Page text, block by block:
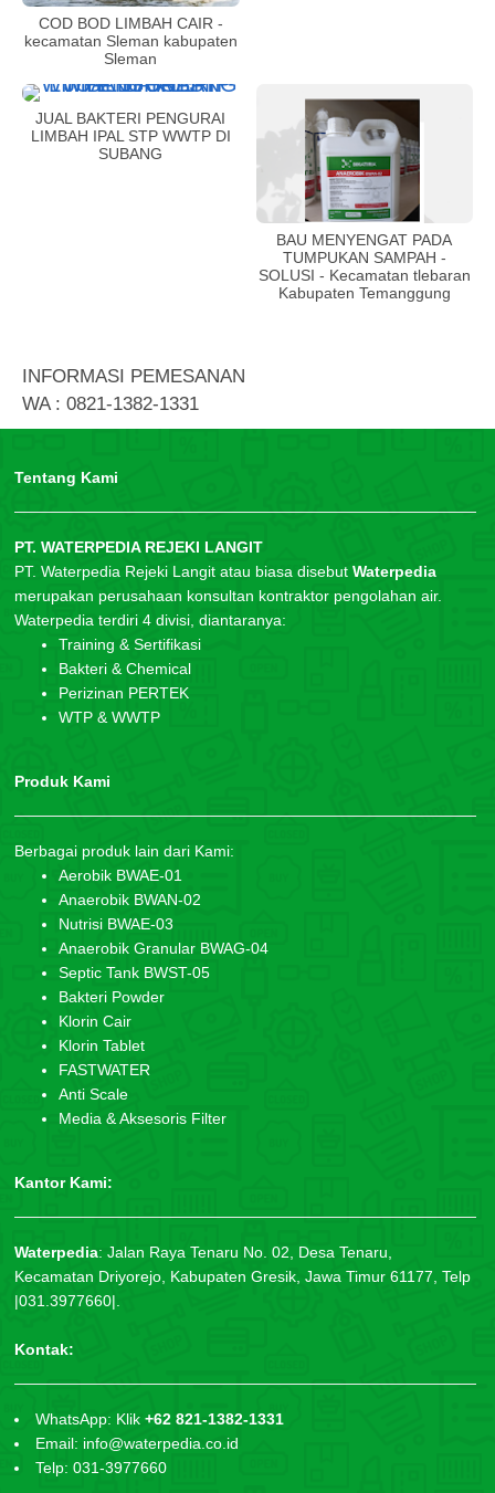
COD BOD LIMBAH CAIR -
kecamatan Sleman kabupaten
Sleman
JUAL BAKTERI PENGURAI
LIMBAH IPAL STP WWTP DI
SUBANG
BAU MENYENGAT PADA
TUMPUKAN SAMPAH -
SOLUSI - Kecamatan tlebaran
Kabupaten Temanggung
INFORMASI PEMESANAN
WA : 0821-1382-1331
Tentang Kami
PT. WATERPEDIA REJEKI LANGIT
PT. Waterpedia Rejeki Langit atau biasa disebut Waterpedia
merupakan perusahaan konsultan kontraktor pengolahan air.
Waterpedia terdiri 4 divisi, diantaranya:
Training & Sertifikasi
Bakteri & Chemical
Perizinan PERTEK
WTP & WWTP
Produk Kami
Berbagai produk lain dari Kami:
Aerobik BWAE-01
Anaerobik BWAN-02
Nutrisi BWAE-03
Anaerobik Granular BWAG-04
Septic Tank BWST-05
Bakteri Powder
Klorin Cair
Klorin Tablet
FASTWATER
Anti Scale
Media & Aksesoris Filter
Kantor Kami:
Waterpedia: Jalan Raya Tenaru No. 02, Desa Tenaru,
Kecamatan Driyorejo, Kabupaten Gresik, Jawa Timur 61177, Telp
|031.3977660|.
Kontak:
WhatsApp: Klik +62 821-1382-1331
Email: info@waterpedia.co.id
Telp: 031-3977660